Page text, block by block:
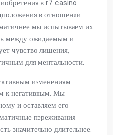
в r7 casino
в отношении
мы испытываем их
между ожидаемым и
чувство лишения,
для ментальности.
изменениям
к негативным. Мы
и оставляем его
переживания
значительно длительнее.